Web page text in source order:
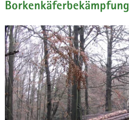
Borkenkäferbekämpfung